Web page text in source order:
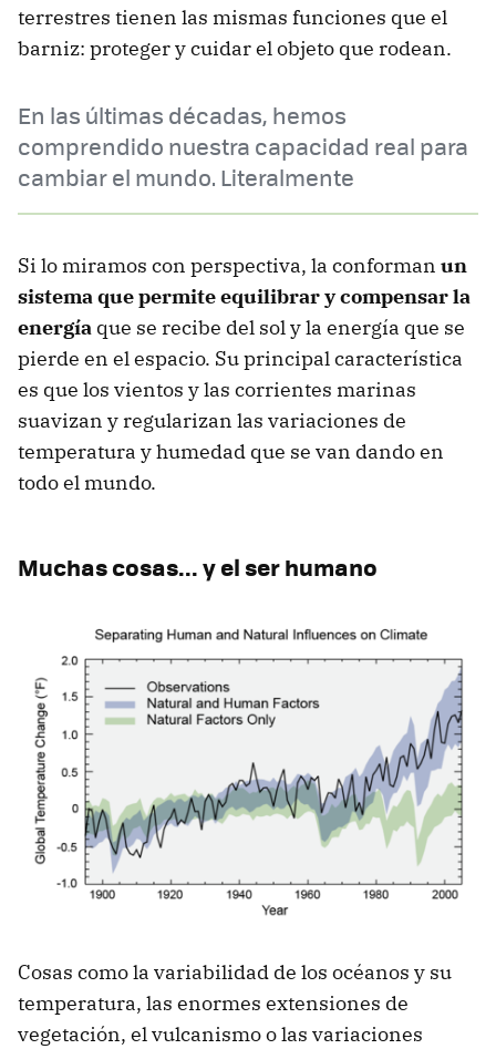
terrestres tienen las mismas funciones que el
barniz: proteger y cuidar el objeto que rodean.
En las últimas décadas, hemos
comprendido nuestra capacidad real para
cambiar el mundo. Literalmente
Si lo miramos con perspectiva, la conforman un
sistema que permite equilibrar y compensar la
energía que se recibe del sol y la energía que se
pierde en el espacio. Su principal característica
es que los vientos y las corrientes marinas
suavizan y regularizan las variaciones de
temperatura y humedad que se van dando en
todo el mundo.
Muchas cosas... y el ser humano
Cosas como la variabilidad de los océanos y su
temperatura, las enormes extensiones de
vegetación, el vulcanismo o las variaciones